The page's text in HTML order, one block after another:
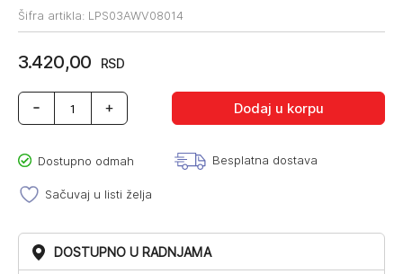
Šifra artikla: LPS03AWV08014
3.420,00 RSD
La
Petite
LPS03AWV08014
količina
Dodaj u korpu
Dostupno odmah Besplatna dostava
Sačuvaj u listi želja
DOSTUPNO U RADNJAMA